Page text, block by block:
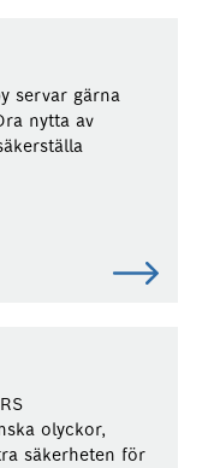
servar gärna
nytta av
olyckor,
säkerheten för